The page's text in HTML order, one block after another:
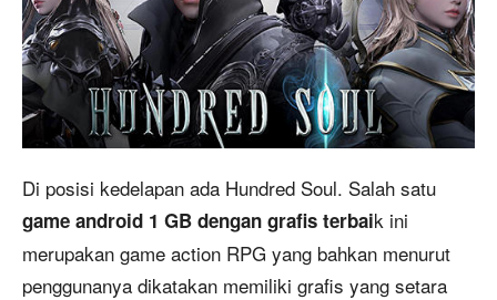
Di posisi kedelapan ada Hundred Soul. Salah satu
game android 1 GB dengan grafis terbaik ini
merupakan game action RPG yang bahkan menurut
penggunanya dikatakan memiliki grafis yang setara